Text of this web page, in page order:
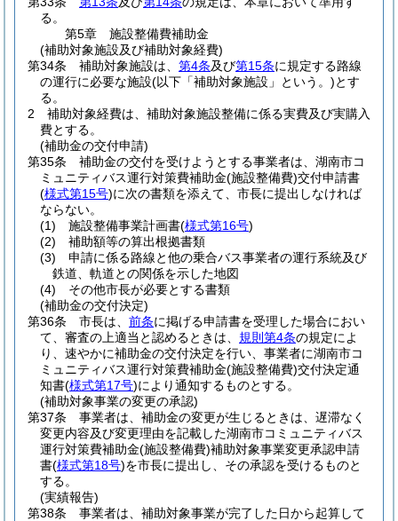
る。
第5章
施設整備費補助金
(補助対象施設及び補助対象経費)
第34条
補助対象施設は、 第4条及び第15条に規定する路線
の運行に必要な施設(以下「補助対象施設」という。)とす
る。
2
補助対象経費は、補助対象施設整備に係る実費及び実購入
費とする。
(補助金の交付申請)
第35条
補助金の交付を受けようとする事業者は、湖南市コ
ミュニティバス運行対策費補助金(施設整備費)交付申請書
(様式第15号)に次の書類を添えて、市長に提出しなければ
ならない。
(1)
施設整備事業計画書(様式第16号)
(2)
補助額等の算出根拠書類
(3)
申請に係る路線と他の乗合バス事業者の運行系統及び
鉄道、軌道との関係を示した地図
(4)
その他市長が必要とする書類
(補助金の交付決定)
第36条
市長は、 前条に掲げる申請書を受理した場合におい
て、審査の上適当と認めるときは、 規則第4条の規定によ
り、速やかに補助金の交付決定を行い、事業者に湖南市コ
ミュニティバス運行対策費補助金(施設整備費)交付決定通
知書(様式第17号)により通知するものとする。
(補助対象事業の変更の承認)
第37条
事業者は、補助金の変更が生じるときは、遅滞なく
変更内容及び変更理由を記載した湖南市コミュニティバス
運行対策費補助金(施設整備費)補助対象事業変更承認申請
書(様式第18号)を市長に提出し、その承認を受けるものと
する。
(実績報告)
第38条
事業者は、補助対象事業が完了した日から起算して